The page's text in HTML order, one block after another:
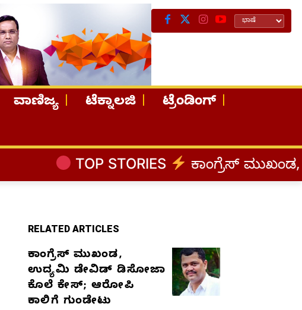
ವಾಣಿಜ್ಯ ಟೆಕ್ನಾಲಜಿ
ಟ್ರೆಂಡಿಂಗ್
STORIES ಕಾಂಗ್ರೆಸ್‌ ಮುಖಂಡ, ಉದ್ಯಮಿ
RELATED ARTICLES
ಕಾಂಗ್ರೆಸ್‌ ಮುಖಂಡ,
ಉದ್ಯಮಿ ಡೇವಿಡ್‌ ಡಿಸೋಜಾ
ಕೊಲೆ ಕೇಸ್;‌ ಆರೋಪಿ
ಕಾಲಿಗೆ ಗುಂಡೇಟು